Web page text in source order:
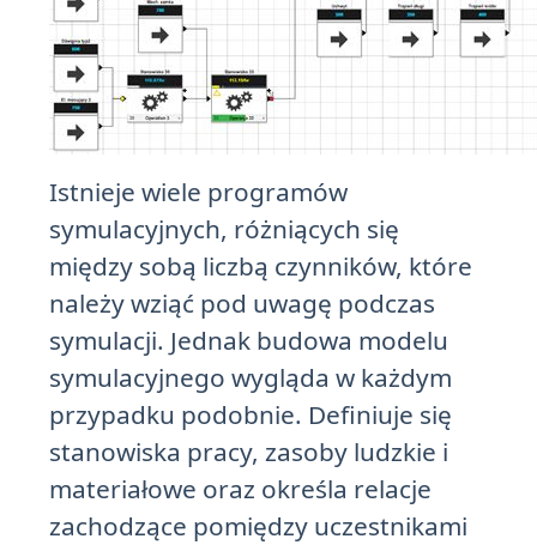
Istnieje wiele programów
symulacyjnych, różniących się
między sobą liczbą czynników, które
należy wziąć pod uwagę podczas
symulacji. Jednak budowa modelu
symulacyjnego wygląda w każdym
przypadku podobnie. Definiuje się
stanowiska pracy, zasoby ludzkie i
materiałowe oraz określa relacje
zachodzące pomiędzy uczestnikami